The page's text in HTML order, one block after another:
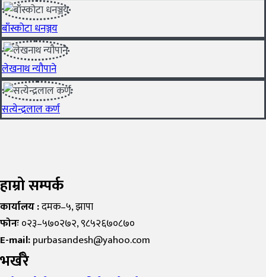
बाँस्कोटा धनञ्जय
लेखनाथ न्यौपाने
सत्येन्द्रलाल कर्ण
हाम्रो सम्पर्क
कार्यालय :दमक–५, झापा
फोनः०२३–५७०२७२, ९८५२६७०८७०
E-mail:purbasandesh@yahoo.com
भर्खरै